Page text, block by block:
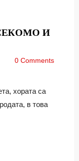
И
0 Comments
хората са
в това